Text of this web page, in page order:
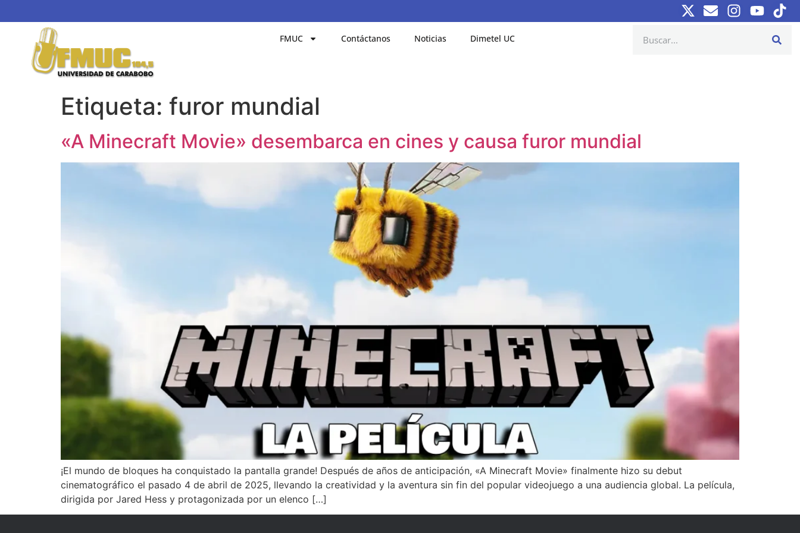
FMUC Contáctanos Noticias Dimetel UC
Etiqueta: furor mundial
«A Minecraft Movie» desembarca en cines y causa furor mundial
¡El mundo de bloques ha conquistado la pantalla grande! Después de años de anticipación, «A Minecraft Movie» finalmente hizo su debut
cinematográfico el pasado 4 de abril de 2025, llevando la creatividad y la aventura sin fin del popular videojuego a una audiencia global. La película,
dirigida por Jared Hess y protagonizada por un elenco […]